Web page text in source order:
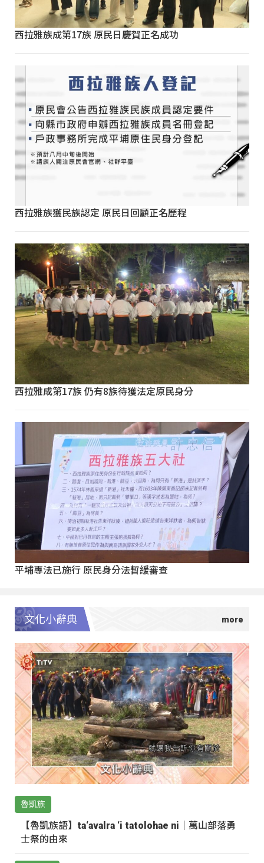
西拉雅族成第17族 原民日慶賀正名成功
西拉雅族獲民族認定 原民日回顧正名歷程
西拉雅成第17族 仍有8族待獲法定原民身分
平埔專法已施行 原民身分法暫緩審查
文化小辭典
魯凱族
【魯凱族語】ta‘avalra ‘i tatolohae ni｜萬山部落勇
士祭的由來